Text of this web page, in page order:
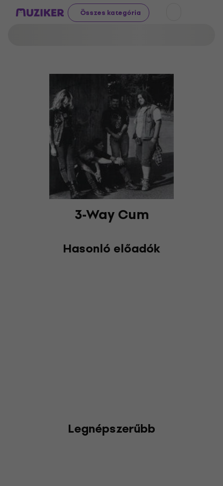
Összes kategória
3-Way Cum
Hasonló előadók
Legnépszerűbb